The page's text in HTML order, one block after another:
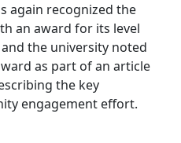
again recognized the
an award for its level
the university noted
as part of an article
the key
engagement effort.